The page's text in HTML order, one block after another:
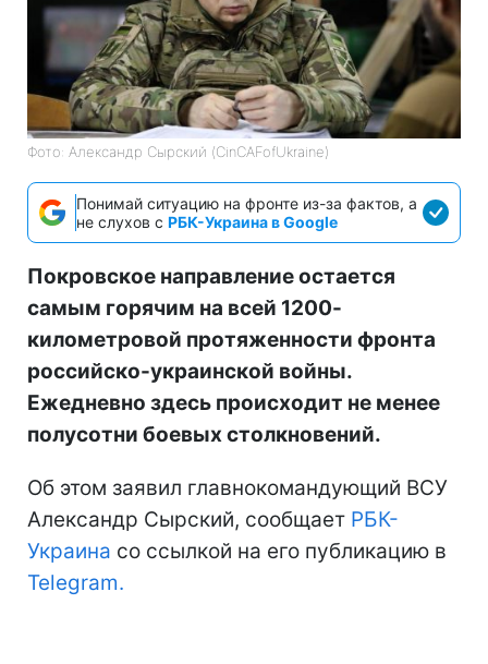
Фото: Александр Сырский (CinCAFofUkraine)
Понимай ситуацию на фронте из-за фактов, а
не слухов с РБК-Украина в Google
Покровское направление остается
самым горячим на всей 1200-
километровой протяженности фронта
российско-украинской войны.
Ежедневно здесь происходит не менее
полусотни боевых столкновений.
Об этом заявил главнокомандующий ВСУ
Александр Сырский, сообщает РБК-
Украина со ссылкой на его публикацию в
Telegram.